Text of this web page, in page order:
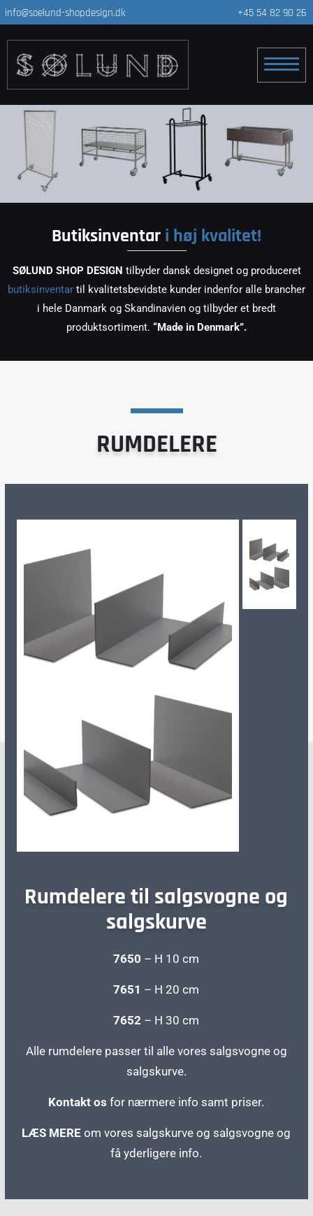
info@soelund-shopdesign.dk +45 54 82 90 26
Butiksinventar i høj kvalitet!
SØLUND SHOP DESIGN tilbyder dansk designet og produceret
butiksinventar til kvalitetsbevidste kunder indenfor alle brancher
i hele Danmark og Skandinavien og tilbyder et bredt
produktsortiment. “Made in Denmark”.
RUMDELERE
Rumdelere til salgsvogne og
salgskurve
7650 – H 10 cm
7651 – H 20 cm
7652 – H 30 cm
Alle rumdelere passer til alle vores salgsvogne og
salgskurve.
Kontakt os for nærmere info samt priser.
LÆS MERE om vores salgskurve og salgsvogne og
få yderligere info.